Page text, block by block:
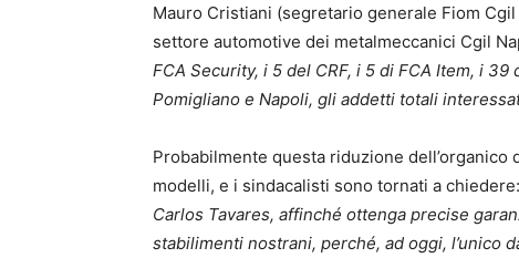
Mauro Cristiani (segretario generale Fiom
settore automotive dei metalmeccanici Cgil
FCA Security, i 5 del CRF, i 5 di FCA Item, i
Pomigliano e Napoli, gli addetti totali
Probabilmente questa riduzione
modelli, e i sindacalisti sono tornati a chiedere:
Carlos Tavares, affinché ottenga precise
stabilimenti nostrani, perché, ad oggi, l’unico